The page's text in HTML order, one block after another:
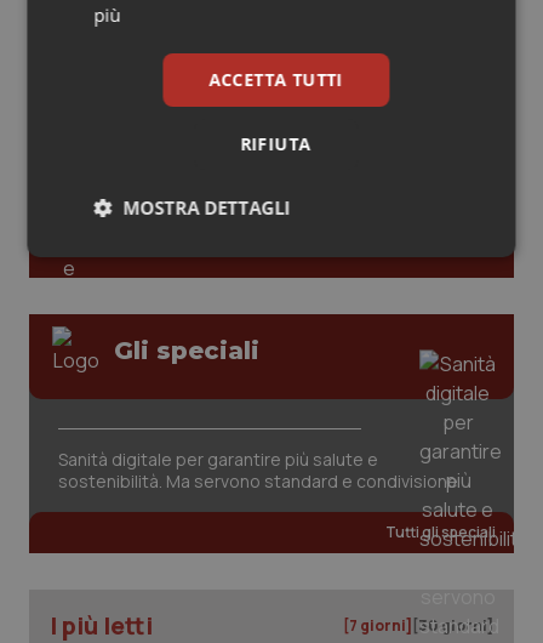
Puglia
Sardegna
Toscana
Umbria
Valle D’Aosta
Veneto
Malattie rare
Malattia di Crohn & Rettocolite Ulcerosa
Neuroscienze & patologie neurodegenerative
Obesità
Oftalmologia
Oncodermatologia
Oncoematologia
Oncologia & Nutrizione
AI e telemedicina nello studio
odontoiatrico: applicazioni concrete e
uso protetto
Gli speciali
Sanità digitale per garantire più salute e
sostenibilità. Ma servono standard e condivisione
Tutti gli speciali
I più letti [7 giorni] [30 giorni]
più
ACCETTA TUTTI
RIFIUTA
MOSTRA DETTAGLI
Necessari Statistici Marketing
Necessari Statistici Marketing
I cookie necessari contribuiscono a rendere fruibile il
sito web abilitandone funzionalità di base quali la
navigazione sulle pagine e l'accesso alle aree
protette del sito. Il sito web non è in grado di
funzionare correttamente senza questi cookie.
VISITOR_PRIVACY_METADATA
YouTube